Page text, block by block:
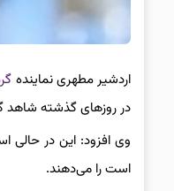
اردشیر مطهری نماینده
در روزهای گذشته شاهد
وی افزود: این در حالی
است را می‌دهند.